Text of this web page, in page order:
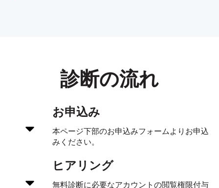
診断の流れ
お申込み
本ページ下部のお申込みフォームよりお申込
みください。
ヒアリング
無料診断に必要なアカウントの閲覧権限付与